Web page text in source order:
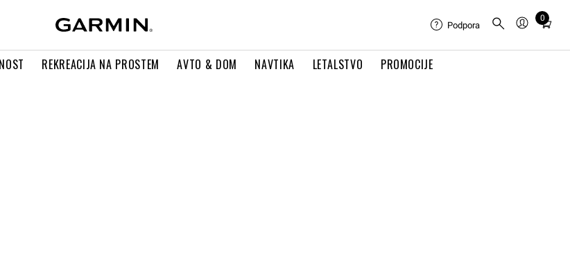
REKREACIJA NA PROSTEM AVTO & DOM NAVTIKA LETALSTVO PROMOCIJE
Podpora
0
Total
in